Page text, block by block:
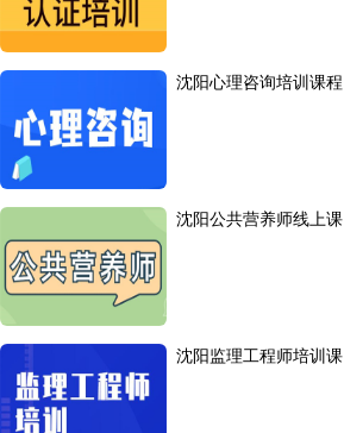
沈阳心理咨询培训课程
沈阳公共营养师线上课
沈阳监理工程师培训课